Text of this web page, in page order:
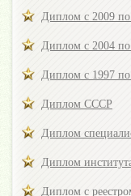
Диплом с 2009 по
Диплом с 2004 по
Диплом с 1997 по
Диплом СССР
Диплом
Диплом
Диплом с